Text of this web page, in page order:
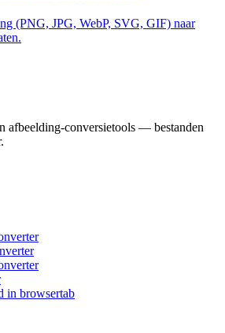
(PNG, JPG, WebP, SVG, GIF) naar
afbeelding-conversietools — bestanden
in browsertab